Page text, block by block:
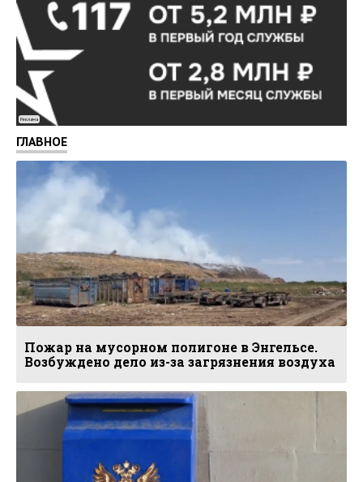
Реклама
ГЛАВНОЕ
Пожар на мусорном полигоне в Энгельсе.
Возбуждено дело из-за загрязнения воздуха